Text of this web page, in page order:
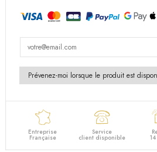
Entreprise
Française
Service
client disponible